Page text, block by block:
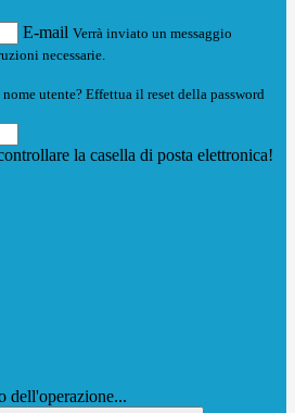
E-mail Verrà inviato un messaggio
necessarie.
utente? Effettua il reset della password
la casella di posta elettronica!
dell'operazione...